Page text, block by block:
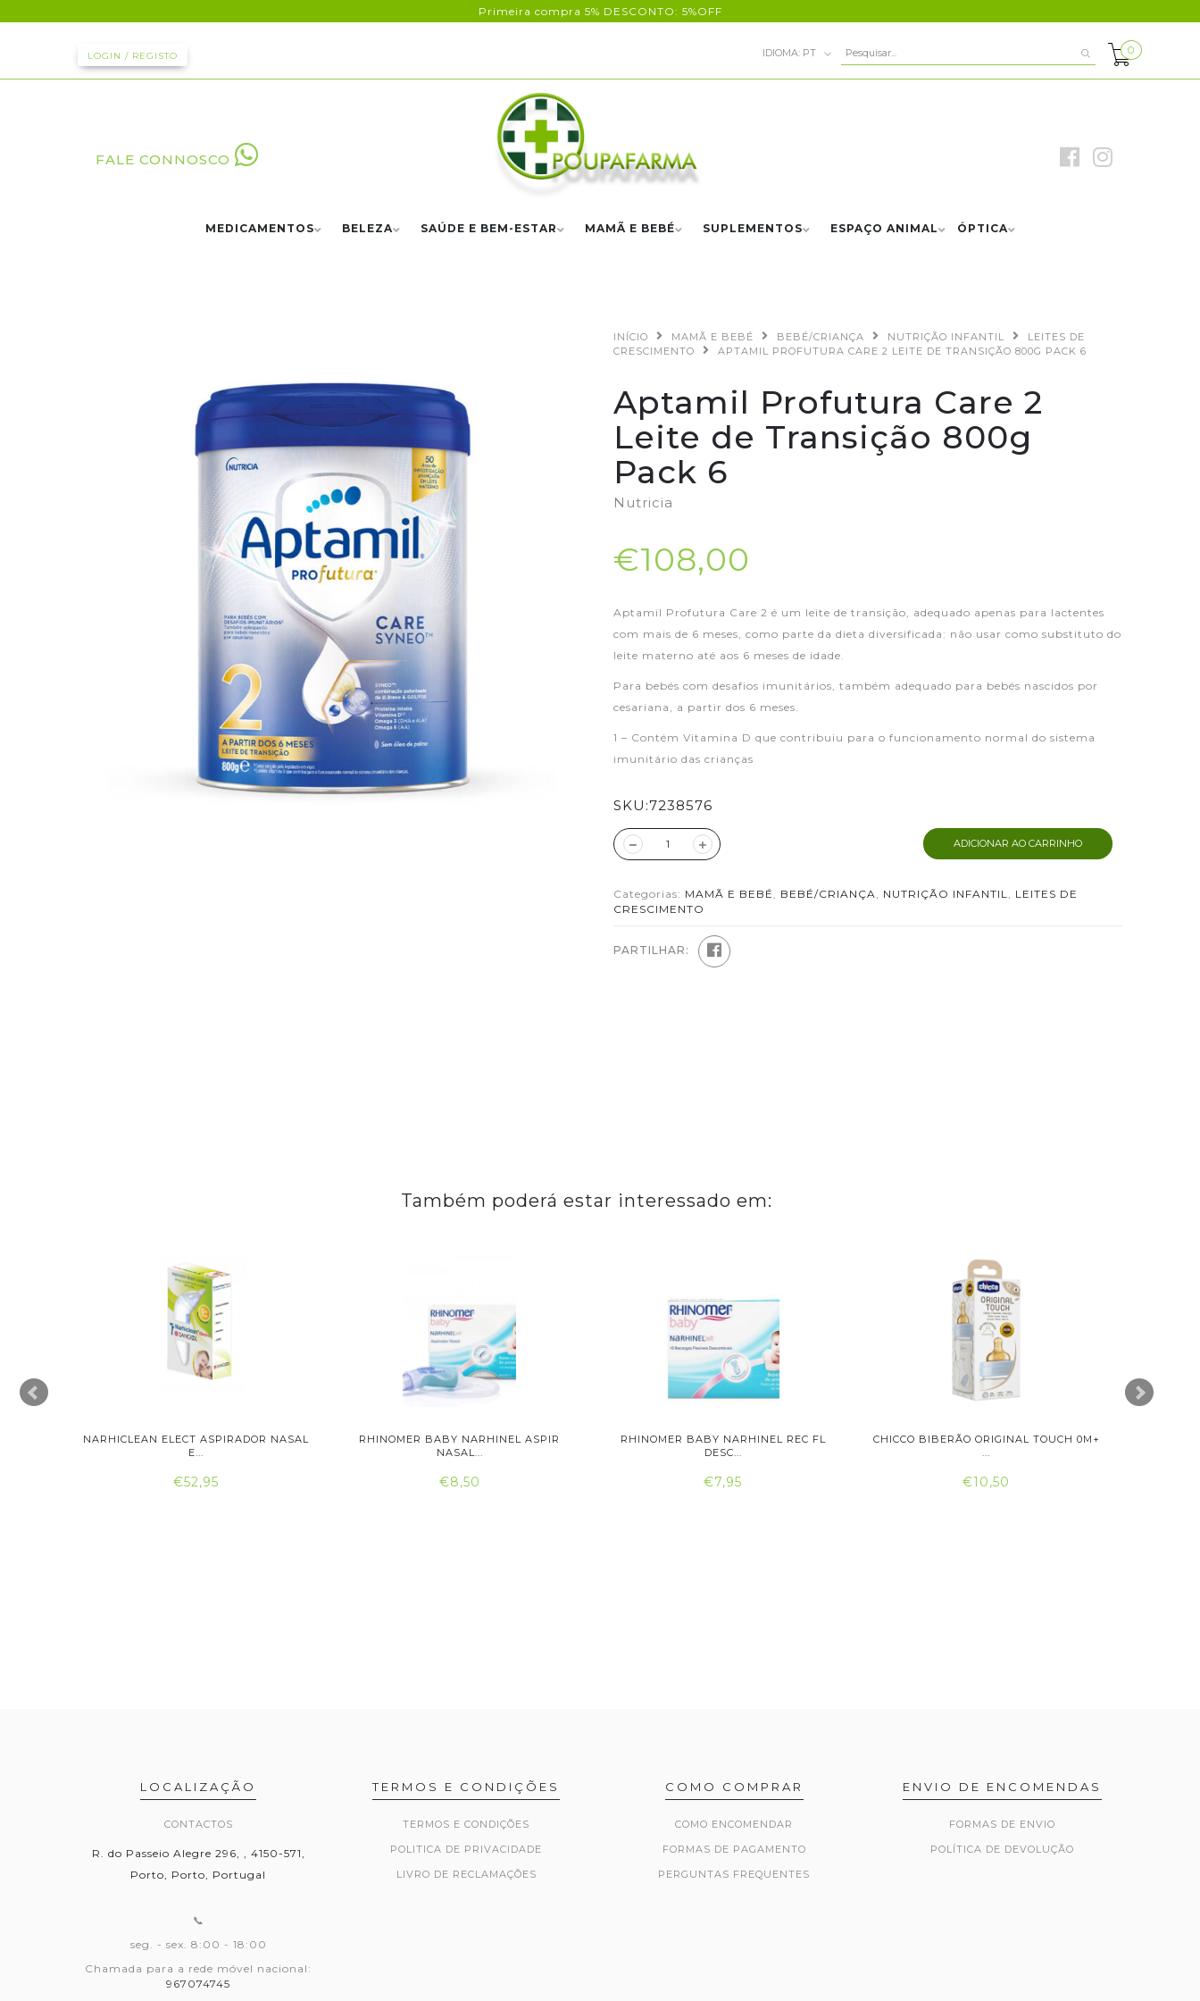
Primeira compra 5% DESCONTO: 5%OFF
LOGIN / REGISTO IDIOMA: PT
FALE CONNOSCO
0
MEDICAMENTOS BELEZA SAÚDE E BEM-ESTAR MAMÃ E BEBÉ SUPLEMENTOS ESPAÇO ANIMAL ÓPTICA
INÍCIO MAMÃ E BEBÉ BEBÉ/CRIANÇA NUTRIÇÃO INFANTIL
LEITES DE
CRESCIMENTO
APTAMIL PROFUTURA CARE 2 LEITE DE TRANSIÇÃO 800G PACK 6
Aptamil Profutura Care 2
Leite de Transição 800g
Pack 6
Nutricia
€108,00
Aptamil Profutura Care 2 é um leite de transição, adequado apenas para lactentes
com mais de 6 meses, como parte da dieta diversificada: não usar como substituto do
leite materno até aos 6 meses de idade.
Para bebés com desafios imunitários, também adequado para bebés nascidos por
cesariana, a partir dos 6 meses.
1 – Contém Vitamina D que contribuiu para o funcionamento normal do sistema
imunitário das crianças
SKU:7238576
ADICIONAR AO CARRINHO
Categorias: MAMÃ E BEBÉ , BEBÉ/CRIANÇA, NUTRIÇÃO INFANTIL, LEITES DE
CRESCIMENTO
PARTILHAR:
Também poderá estar interessado em:
NARHICLEAN ELECT ASPIRADOR NASAL
E...
€52,95
RHINOMER BABY NARHINEL ASPIR
NASAL...
€8,50
RHINOMER BABY NARHINEL REC FL
DESC...
€7,95
CHICCO BIBERÃO ORIGINAL TOUCH 0M+
...
€10,50
LOCALIZAÇÃO
CONTACTOS
R. do Passeio Alegre 296, , 4150-571,
Porto, Porto, Portugal
📞
seg. - sex. 8:00 - 18:00
Chamada para a rede móvel nacional:
967074745
TERMOS E CONDIÇÕES
TERMOS E CONDIÇÕES
POLITICA DE PRIVACIDADE
LIVRO DE RECLAMAÇÕES
COMO COMPRAR
COMO ENCOMENDAR
FORMAS DE PAGAMENTO
PERGUNTAS FREQUENTES
ENVIO DE ENCOMENDAS
FORMAS DE ENVIO
POLÍTICA DE DEVOLUÇÃO